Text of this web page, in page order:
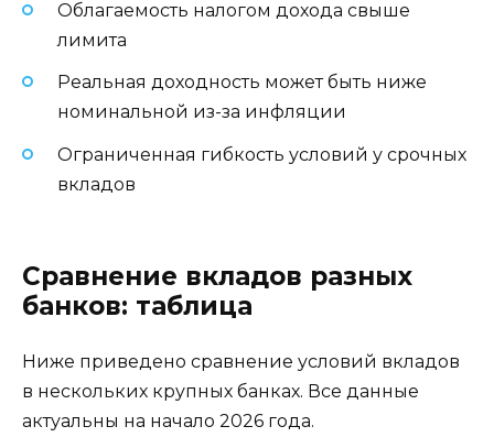
Облагаемость налогом дохода свыше
лимита
Реальная доходность может быть ниже
номинальной из-за инфляции
Ограниченная гибкость условий у срочных
вкладов
Сравнение вкладов разных
банков: таблица
Ниже приведено сравнение условий вкладов
в нескольких крупных банках. Все данные
актуальны на начало 2026 года.